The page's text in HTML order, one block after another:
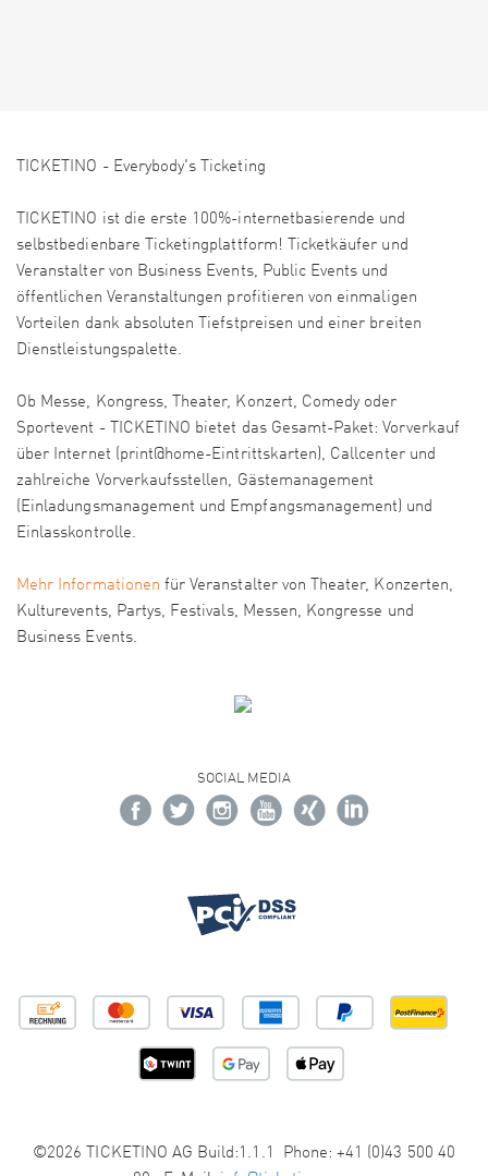
TICKETINO - Everybody's Ticketing
TICKETINO ist die erste 100%-internetbasierende und
selbstbedienbare Ticketingplattform! Ticketkäufer und
Veranstalter von Business Events, Public Events und
öffentlichen Veranstaltungen profitieren von einmaligen
Vorteilen dank absoluten Tiefstpreisen und einer breiten
Dienstleistungspalette.
Ob Messe, Kongress, Theater, Konzert, Comedy oder
Sportevent - TICKETINO bietet das Gesamt-Paket: Vorverkauf
über Internet (print@home-Eintrittskarten), Callcenter und
zahlreiche Vorverkaufsstellen, Gästemanagement
(Einladungsmanagement und Empfangsmanagement) und
Einlasskontrolle.
Mehr Informationen für Veranstalter von Theater, Konzerten,
Kulturevents, Partys, Festivals, Messen, Kongresse und
Business Events.
SOCIAL MEDIA
©2026 TICKETINO AG Build:1.1.1 Phone: +41 (0)43 500 40